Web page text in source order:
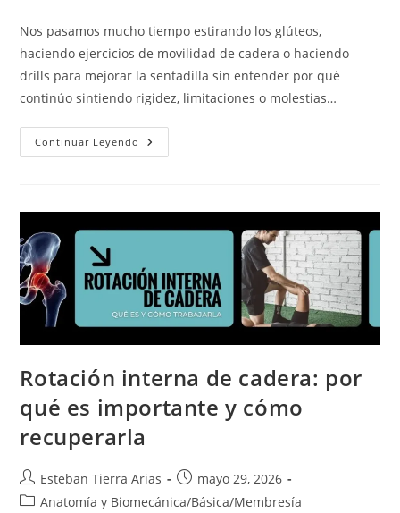
entrada:
Nos pasamos mucho tiempo estirando los glúteos,
haciendo ejercicios de movilidad de cadera o haciendo
drills para mejorar la sentadilla sin entender por qué
continúo sintiendo rigidez, limitaciones o molestias…
Continuar Leyendo Rotación
Externa
Es
Importante
Mejorarla
Rotación interna de cadera: por
qué es importante y cómo
recuperarla
Autor
de
Esteban Tierra Arias
Publicación
de
mayo 29, 2026
Categoría
Anatomía y Biomecánica/Básica/Membresía